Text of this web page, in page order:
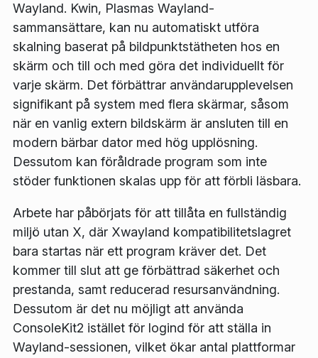
Wayland. Kwin, Plasmas Wayland-
sammansättare, kan nu automatiskt utföra
skalning baserat på bildpunktstätheten hos en
skärm och till och med göra det individuellt för
varje skärm. Det förbättrar användarupplevelsen
signifikant på system med flera skärmar, såsom
när en vanlig extern bildskärm är ansluten till en
modern bärbar dator med hög upplösning.
Dessutom kan föråldrade program som inte
stöder funktionen skalas upp för att förbli läsbara.
Arbete har påbörjats för att tillåta en fullständig
miljö utan X, där Xwayland kompatibilitetslagret
bara startas när ett program kräver det. Det
kommer till slut att ge förbättrad säkerhet och
prestanda, samt reducerad resursanvändning.
Dessutom är det nu möjligt att använda
ConsoleKit2 istället för logind för att ställa in
Wayland-sessionen, vilket ökar antal plattformar